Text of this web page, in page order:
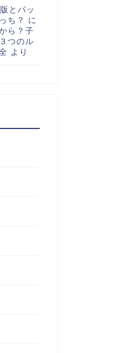
とパッ
ち？
に
ら？子
つのル
より